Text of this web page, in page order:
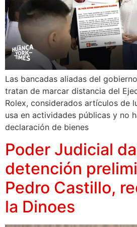
Las bancadas aliadas del
tratan de marcar distancia del
Rolex, considerados artículos de
usa en actividades públicas y no
declaración de bienes
Poder Judicial
detención
Pedro Castillo,
la Dinoes